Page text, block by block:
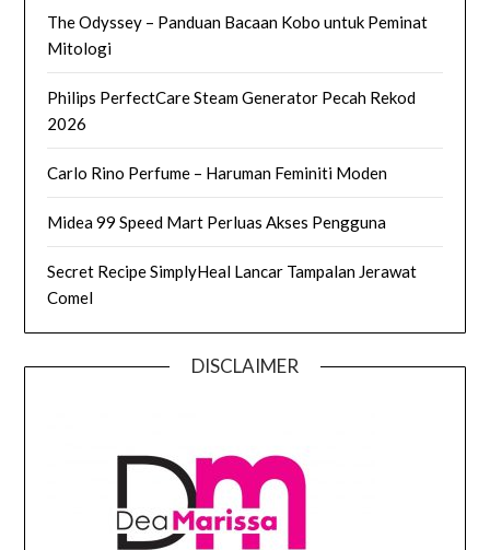
The Odyssey – Panduan Bacaan Kobo untuk Peminat
Mitologi
Philips PerfectCare Steam Generator Pecah Rekod
2026
Carlo Rino Perfume – Haruman Feminiti Moden
Midea 99 Speed Mart Perluas Akses Pengguna
Secret Recipe SimplyHeal Lancar Tampalan Jerawat
Comel
DISCLAIMER